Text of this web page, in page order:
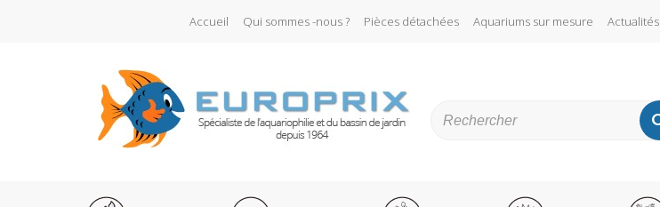
Accueil Qui sommes -nous ? Pièces détachées Aquariums sur mesure Actualités